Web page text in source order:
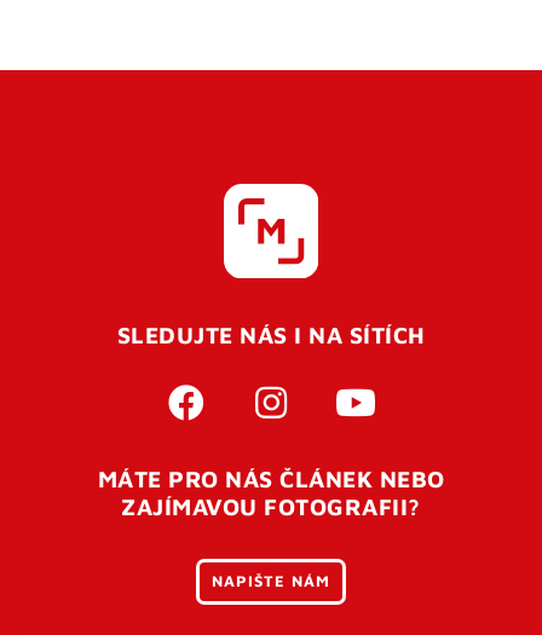
SLEDUJTE NÁS I NA SÍTÍCH
MÁTE PRO NÁS ČLÁNEK NEBO
ZAJÍMAVOU FOTOGRAFII?
NAPIŠTE NÁM